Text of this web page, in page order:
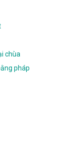
chùa
pháp